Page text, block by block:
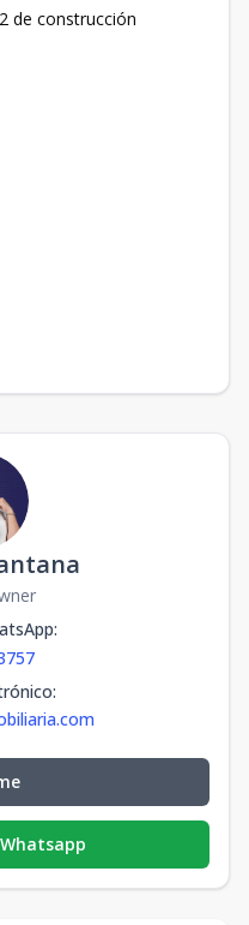
de construcción
:
: